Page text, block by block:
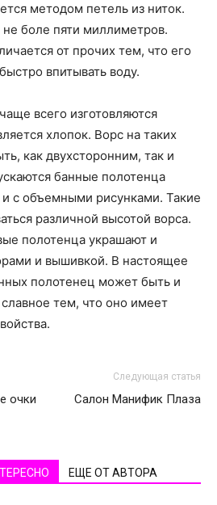
методом петель из ниток.
боле пяти миллиметров.
от прочих тем, что его
впитывать воду.
всего изготовляются
хлопок. Ворс на таких
как двухсторонним, так и
банные полотенца
с объемными рисунками. Такие
различной высотой ворса.
полотенца украшают и
и вышивкой. В настоящее
полотенец может быть и
тем, что оно имеет
очки
Следующая статья
Салон Манифик Плаза
ЕЩЕ ОТ АВТОРА